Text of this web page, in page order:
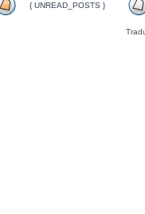
{ UNREAD_POSTS }